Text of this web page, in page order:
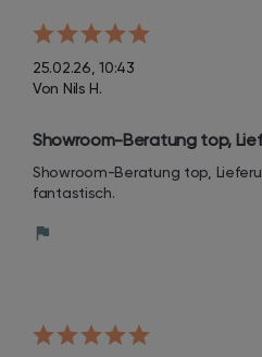
25.02.26, 10:43
Von Nils H.
Showroom-Beratung top,
fantastisch.
Showroom-Beratung top,
fantastisch.